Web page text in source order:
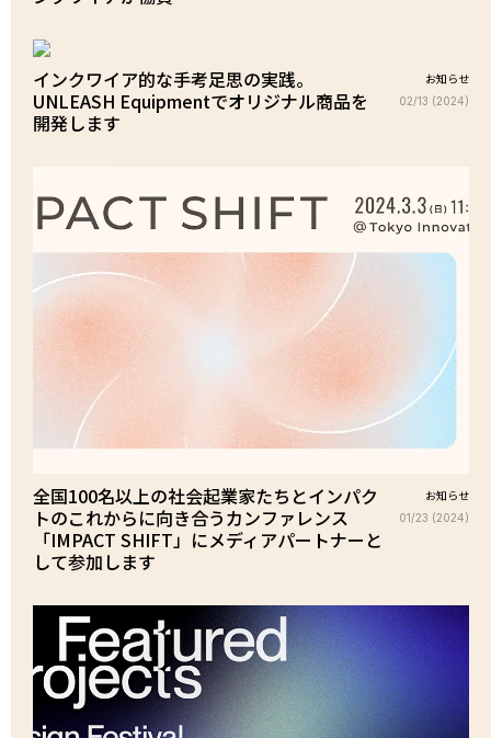
インクワイア的な手考足思の実践。
UNLEASH Equipmentでオリジナル商品を
開発します
お知らせ
02/13 (2024)
全国100名以上の社会起業家たちとインパク
トのこれからに向き合うカンファレンス
「IMPACT SHIFT」にメディアパートナーと
して参加します
お知らせ
01/23 (2024)